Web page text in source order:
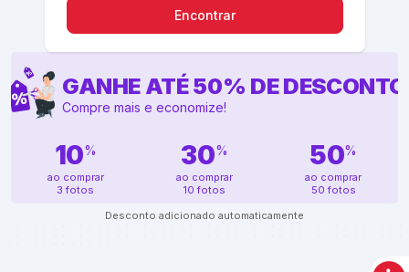
Encontrar
GANHE ATÉ50% DE DESCONTO
Compre mais e economize!
10%
ao comprar
3 fotos
30%
ao comprar
10 fotos
50%
ao comprar
50 fotos
Desconto adicionado automaticamente